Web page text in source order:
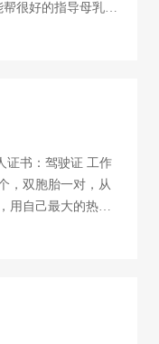
很好的指导母乳喂
以转让了，2015年
，双胞胎一对，从
用自己最大的热情
这份工作的热爱和